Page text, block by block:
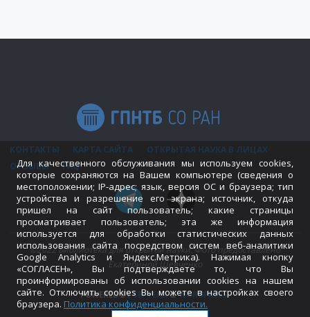
КОНТАКТЫ КАРТА САЙТА
ОТКРЫТАЯ НАУКА В ЛИЦАХ
ОТЗЫВЫ
FAQ
©2022 Библиотека для открытой науки. Фото предоставлено
Екатериной Шевченко
POWERED BYSEPTERA&WORDPRESS.
Для качественного обслуживания мы используем cookies,
которые сохраняются на Вашем компьютере (сведения о
местоположении; IP-адрес; язык, версия ОС и браузера; тип
устройства и разрешение его экрана; источник, откуда
пришел на сайт пользователь; какие страницы
просматривает пользователь; эта же информация
используется для обработки статистических данных
использования сайта посредством систем веб-аналитики
Google Analytics и Яндекс.Метрика). Нажимая кнопку
«СОГЛАСЕН», Вы подтверждаете то, что Вы
проинформированы об использовании cookies на нашем
сайте. Отключить cookies Вы можете в настройках своего
браузера. Политика конфиденциальности.